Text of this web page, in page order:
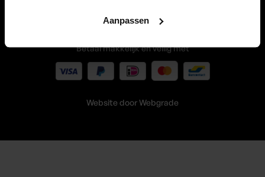
Aanpassen
Betaal makkelijk én veilig met
Website doorWebgrade